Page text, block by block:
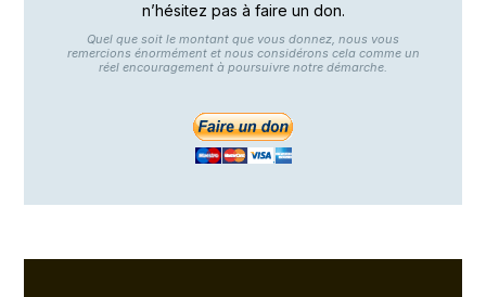
n’hésitez pas à faire un don.
Quel que soit le montant que vous donnez, nous vous
remercions énormément et nous considérons cela comme un
réel encouragement à poursuivre notre démarche.